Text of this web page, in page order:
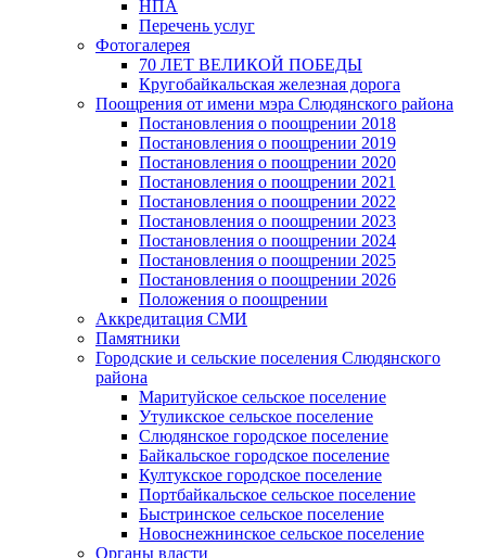
НПА
Перечень услуг
Фотогалерея
70 ЛЕТ ВЕЛИКОЙ ПОБЕДЫ
Кругобайкальская железная дорога
Поощрения от имени мэра Слюдянского района
Постановления о поощрении 2018
Постановления о поощрении 2019
Постановления о поощрении 2020
Постановления о поощрении 2021
Постановления о поощрении 2022
Постановления о поощрении 2023
Постановления о поощрении 2024
Постановления о поощрении 2025
Постановления о поощрении 2026
Положения о поощрении
Аккредитация СМИ
Памятники
Городские и сельские поселения Слюдянского
района
Маритуйское сельское поселение
Утуликское сельское поселение
Слюдянское городское поселение
Байкальское городское поселение
Култукское городское поселение
Портбайкальское сельское поселение
Быстринское сельское поселение
Новоснежнинское сельское поселение
Органы власти